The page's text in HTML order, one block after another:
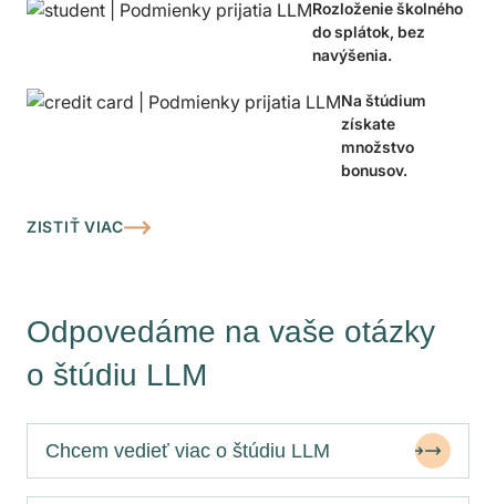
Rozloženie školného
do splátok, bez
navýšenia.
Na štúdium
získate
množstvo
bonusov.
ZISTIŤ VIAC
Odpovedáme na vaše otázky
o štúdiu LLM
Chcem vedieť viac o štúdiu LLM